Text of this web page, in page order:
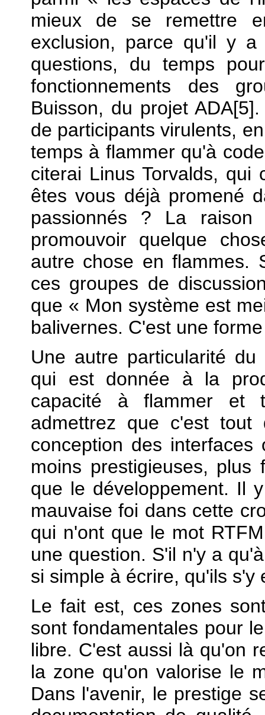
mieux de se remettre
exclusion, parce qu'il y
questions, du temps
fonctionnements des
Buisson, du projet
de participants virulents,
temps à flammer qu'à
citerai Linus Torvalds,
êtes vous déjà promené
passionnés ? La
promouvoir quelque
autre chose en flammes.
ces groupes de
que « Mon système est
balivernes. C'est une
Une autre particularité
qui est donnée à la
capacité à flammer et
admettrez que c'est
conception des
moins prestigieuses, plus
que le développement. Il
mauvaise foi dans cette
qui n'ont que le mot
une question. S'il n'y a
si simple à écrire, qu'ils s'y
Le fait est, ces zones
sont fondamentales pour
libre. C'est aussi là qu'on
la zone qu'on valorise le
Dans l'avenir, le prestige